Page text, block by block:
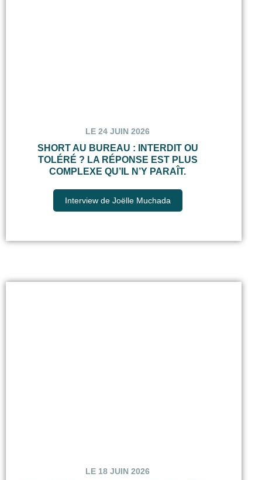
LE 24 JUIN 2026
SHORT AU BUREAU : INTERDIT OU
TOLÉRÉ ? LA RÉPONSE EST PLUS
COMPLEXE QU’IL N’Y PARAÎT.
Interview de Joëlle Muchada
LE 18 JUIN 2026